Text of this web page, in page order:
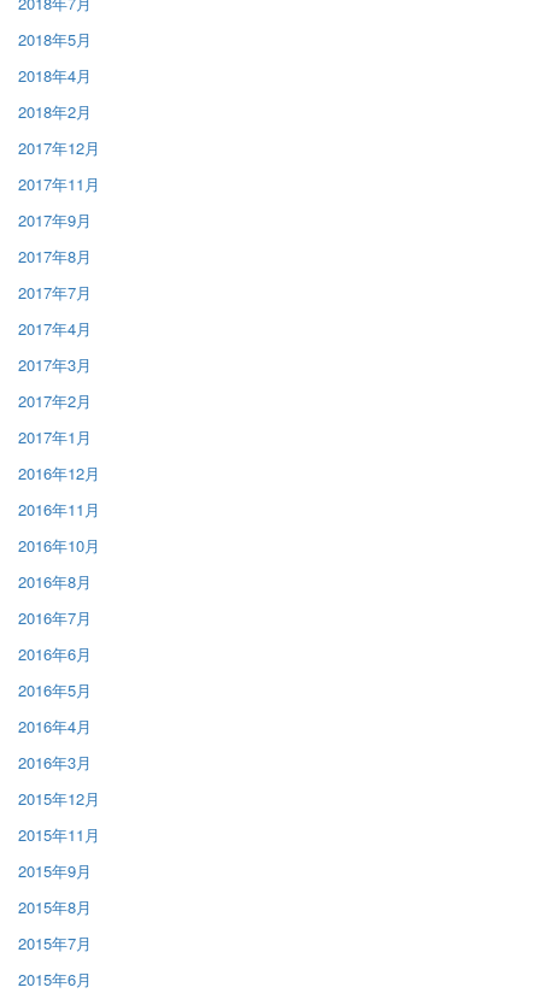
2018年5月
2018年4月
2018年2月
2017年12月
2017年11月
2017年9月
2017年8月
2017年7月
2017年4月
2017年3月
2017年2月
2017年1月
2016年12月
2016年11月
2016年10月
2016年8月
2016年7月
2016年6月
2016年5月
2016年4月
2016年3月
2015年12月
2015年11月
2015年9月
2015年8月
2015年7月
2015年6月